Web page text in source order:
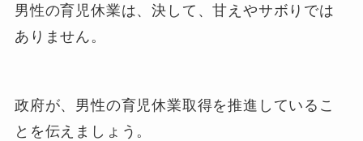
男性の育児休業は、決して、甘えやサボりでは
ありません。
政府が、男性の育児休業取得を推進しているこ
とを伝えましょう。